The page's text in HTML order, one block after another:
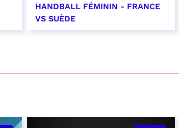
HANDBALL FÉMININ - FRANCE
VS SUÈDE